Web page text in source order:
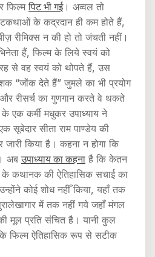
फिल्मपिट भी गई। अव्वल तो
के कद्रदान ही कम होते हैं,
रीमिक्स न की हो तो जंचती नहीं।
हैं, फिल्म के लिये स्वयं को
से वह स्वयं को थोपते हैं, उस
“जोंक देते हैं” जुमले का भी प्रयोग
रीसर्च का गुणगान करते वे थकते
एक कर्मी मधुकर उपाध्याय ने
सूबेदार सीता राम पाण्डेय की
किया है। कहना न होगा कि
अबउपाध्याय का कहना है कि केतन
कथानक की ऐतिहासिक सचाई का
कोई शोध नहीँ किया, यहाँ तक
में तक नहीं गये जहाँ मंगल
मूल प्रति संचित है। यानी कुल
फिल्म ऐतिहासिक रूप से सटीक